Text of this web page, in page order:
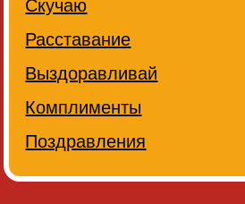
Скучаю
Расставание
Выздоравливай
Комплименты
Поздравления